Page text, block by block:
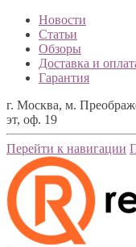
Новости
Статьи
Обзоры
Доставка и
Гарантия
г. Москва, м.
эт, оф. 19
Перейти к навигации